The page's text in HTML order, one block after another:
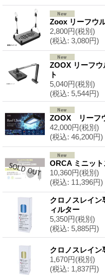
Zoox リーフウ
2,800円(税別)
(税込: 3,080円)
ZOOX リーフ
ト
5,040円(税別)
(税込: 5,544円)
ZOOX リーフ
42,000円(税別)
(税込: 46,200円)
ORCA ミニッ
10,360円(税別)
(税込: 11,396円)
クロノスレイン
ィルター
5,350円(税別)
(税込: 5,885円)
クロノスレイン
1,670円(税別)
(税込: 1,837円)